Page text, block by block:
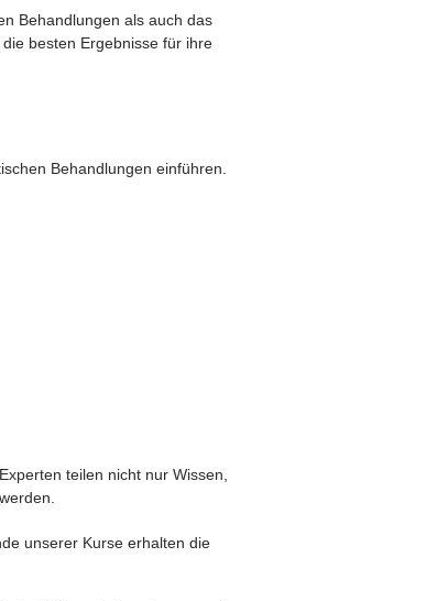
Behandlungen als auch das
besten Ergebnisse für ihre
Behandlungen einführen.
teilen nicht nur Wissen,
unserer Kurse erhalten die